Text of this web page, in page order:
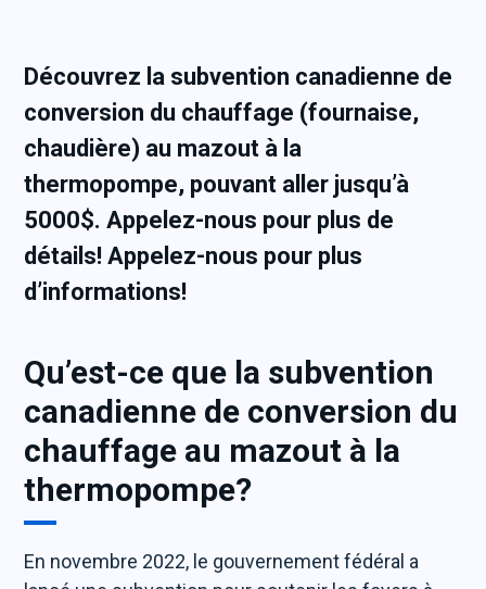
Découvrez la subvention canadienne de
conversion du chauffage (fournaise,
chaudière) au mazout à la
thermopompe, pouvant aller jusqu’à
5000$. Appelez-nous pour plus de
détails! Appelez-nous pour plus
d’informations!
Qu’est-ce que la subvention
canadienne de conversion du
chauffage au mazout à la
thermopompe?
En novembre 2022, le gouvernement fédéral a